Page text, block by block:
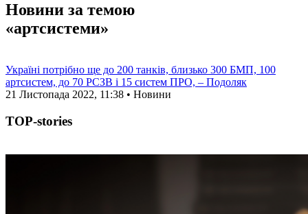
Новини за темою
«артсистеми»
Україні потрібно ще до 200 танків, близько 300 БМП, 100
артсистем, до 70 РСЗВ і 15 систем ПРО, – Подоляк
21 Листопада 2022, 11:38 • Новини
TOP-stories